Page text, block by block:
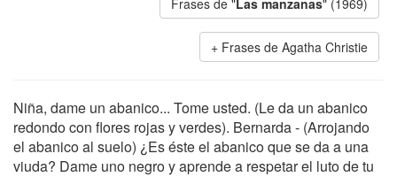
Frases de "Las manzanas" (1969)
Frases de Agatha Christie
Niña, dame un abanico... Tome usted. (Le da un abanico
redondo con flores rojas y verdes). Bernarda - (Arrojando
el abanico al suelo) ¿Es éste el abanico que se da a una
viuda? Dame uno negro y aprende a respetar el luto de tu